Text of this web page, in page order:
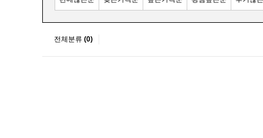
전체분류 (0)